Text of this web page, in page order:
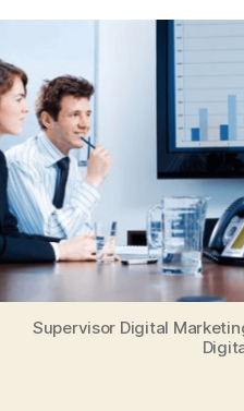
Supervisor Digital